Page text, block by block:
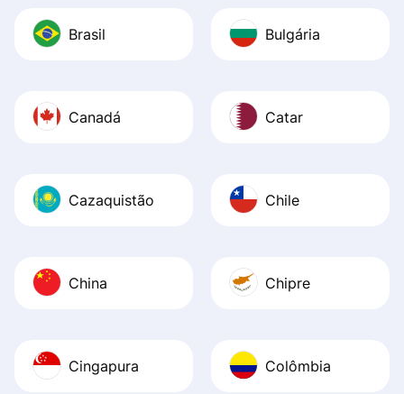
Brasil Bulgária
Canadá Catar
Cazaquistão Chile
China Chipre
Cingapura Colômbia